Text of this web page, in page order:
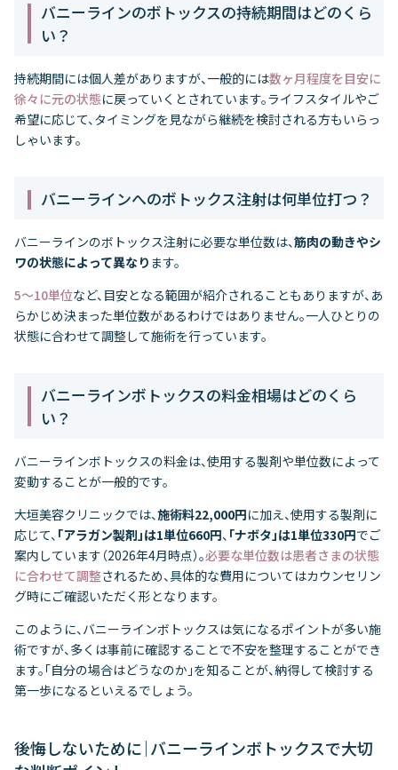
バニーラインのボトックスの持続期間はどのくら
い？
持続期間には個人差がありますが、一般的には数ヶ月程度を目安に
徐々に元の状態に戻っていくとされています。ライフスタイルやご
希望に応じて、タイミングを見ながら継続を検討される方もいらっ
しゃいます。
バニーラインへのボトックス注射は何単位打つ？
バニーラインのボトックス注射に必要な単位数は、筋肉の動きやシ
ワの状態によって異なり ます。
5〜10単位など、目安となる範囲が紹介されることもありますが、あ
らかじめ決まった単位数があるわけではありません。一人ひとりの
状態に合わせて調整して施術を行っています。
バニーラインボトックスの料金相場はどのくら
い？
バニーラインボトックスの料金は、使用する製剤や単位数によって
変動することが一般的です。
大垣美容クリニックでは、施術料22,000円に加え、使用する製剤に
応じて、 「アラガン製剤」は1単位660円、 「ナボタ」は1単位330円でご
案内しています（2026年4月時点）。必要な単位数は患者さまの状態
に合わせて調整されるため、具体的な費用についてはカウンセリン
グ時にご確認いただく形となります。
このように、バニーラインボトックスは気になるポイントが多い施
術ですが、多くは事前に確認することで不安を整理することができ
ます。「自分の場合はどうなのか」を知ることが、納得して検討する
第一歩になるといえるでしょう。
後悔しないために｜バニーラインボトックスで大切